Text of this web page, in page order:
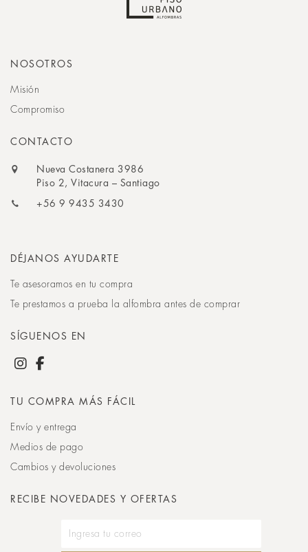
NOSOTROS
Misión
Compromiso
CONTACTO
Nueva Costanera 3986
Piso 2, Vitacura – Santiago
+56 9 9435 3430
DÉJANOS AYUDARTE
Te asesoramos en tu compra
Te prestamos a prueba la alfombra antes de comprar
SÍGUENOS EN
TU COMPRA MÁS FÁCIL
Envío y entrega
Medios de pago
Cambios y devoluciones
RECIBE NOVEDADES Y OFERTAS